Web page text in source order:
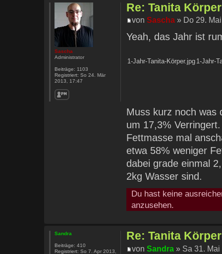
Re: Tanita
vonSascha » Do 29.
Yeah, das Jahr ist
1-Jahr-Tanita-Körper.jpg 1-Jahr-
Muss kurz noch was
um 17,3%
Fettmasse mal
etwa 58% weniger
dabei grade einmal
2kg Wasser sind.
Du hast keine
anzusehen.
Sascha
Administrator
Beiträge: 1103
Registriert: So 24. Mär
2013, 17:47
Re: Tanita
vonSandra » Sa 31.
Sandra
Beiträge: 410
Registriert: So 7. Apr 2013,